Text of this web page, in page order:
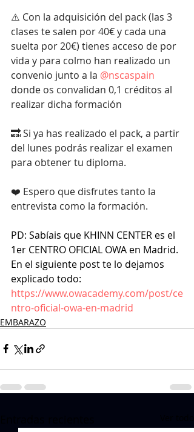
⚠️ Con la adquisición del pack (las 3
clases te salen por 40€ y cada una
suelta por 20€) tienes acceso de por
vida y para colmo han realizado un
convenio junto a la @nscaspain
donde os convalidan 0,1 créditos al
realizar dicha formación
🔜 Si ya has realizado el pack, a partir
del lunes podrás realizar el examen
para obtener tu diploma.
❤️ Espero que disfrutes tanto la
entrevista como la formación.
PD: Sabíais que KHINN CENTER es el
1er CENTRO OFICIAL OWA en Madrid.
En el siguiente post te lo dejamos
explicado todo:
https://www.owacademy.com/post/ce
ntro-oficial-owa-en-madrid
EMBARAZO